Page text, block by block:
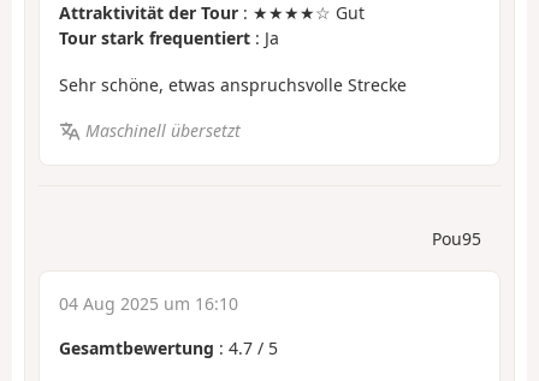
Attraktivität der Tour : ★★★★☆ Gut
Tour stark frequentiert : Ja
Sehr schöne, etwas anspruchsvolle Strecke
Maschinell übersetzt
Pou95
04 Aug 2025 um 16:10
Gesamtbewertung : 4.7 / 5